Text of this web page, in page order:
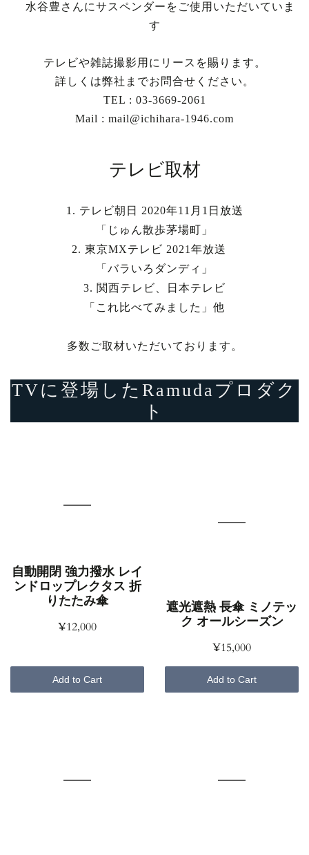
水谷豊さんにサスペンダーをご使用いただいていま
す
テレビや雑誌撮影用にリースを賜ります。
詳しくは弊社までお問合せください。
TEL : 03-3669-2061
Mail : mail@ichihara-1946.com
テレビ取材
1. テレビ朝日 2020年11月1日放送
「じゅん散歩茅場町」
2. 東京MXテレビ 2021年放送
「バラいろダンディ」
3. 関西テレビ、日本テレビ
「これ比べてみました」他
多数ご取材いただいております。
TVに登場したRamudaプロダク
ト
自動開閉 強力撥水 レイ
ンドロップレクタス 折
りたたみ傘
¥12,000
Add to Cart
遮光遮熱 長傘 ミノテッ
ク オールシーズン
¥15,000
Add to Cart